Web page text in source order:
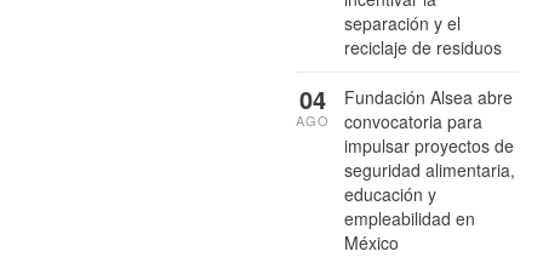
separación y el
reciclaje de residuos
Fundación Alsea abre
convocatoria para
impulsar proyectos de
seguridad alimentaria,
educación y
empleabilidad en
México
04
AGO